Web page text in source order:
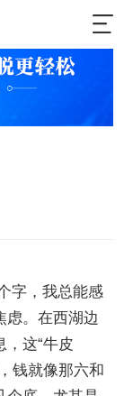
字，我总能感
虑。在西湖边
这“牛皮
钱就像那六和